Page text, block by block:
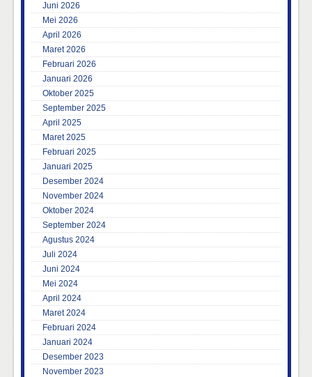
Juni 2026
Mei 2026
April 2026
Maret 2026
Februari 2026
Januari 2026
Oktober 2025
September 2025
April 2025
Maret 2025
Februari 2025
Januari 2025
Desember 2024
November 2024
Oktober 2024
September 2024
Agustus 2024
Juli 2024
Juni 2024
Mei 2024
April 2024
Maret 2024
Februari 2024
Januari 2024
Desember 2023
November 2023